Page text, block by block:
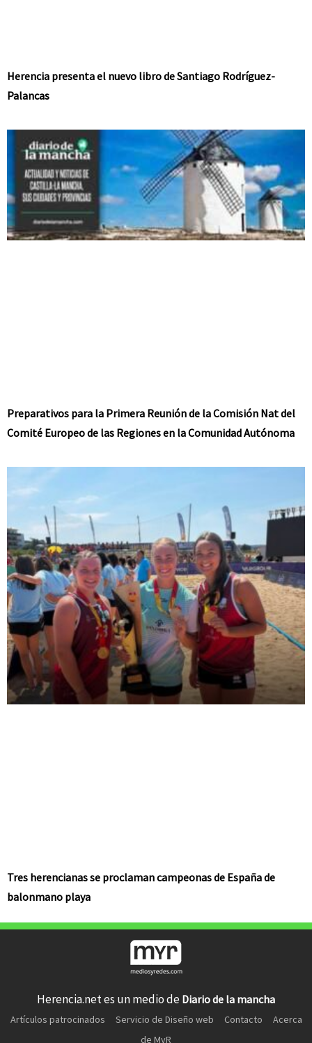
Herencia presenta el nuevo libro de Santiago Rodríguez-
Palancas
Preparativos para la Primera Reunión de la Comisión Nat del
Comité Europeo de las Regiones en la Comunidad Autónoma
Tres herencianas se proclaman campeonas de España de
balonmano playa
Herencia.net es un medio de Diario de la mancha
Artículos patrocinados Servicio de Diseño web Contacto
Acerca
de MyR